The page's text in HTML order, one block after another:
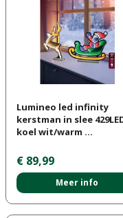
Lumineo led infinity
kerstman in slee
koel wit/warm …
€ 89,99
Meer info